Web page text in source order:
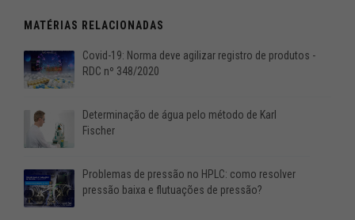
MATÉRIAS RELACIONADAS
Covid-19: Norma deve agilizar registro de produtos -
RDC nº 348/2020
Determinação de água pelo método de Karl
Fischer
Problemas de pressão no HPLC: como resolver
pressão baixa e flutuações de pressão?